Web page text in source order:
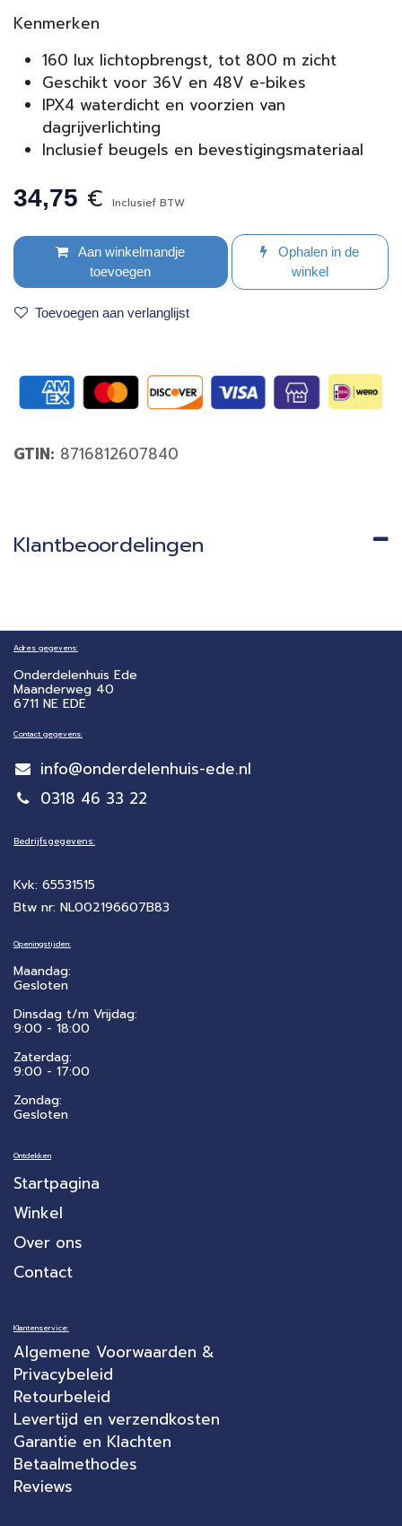
Kenmerken
160 lux lichtopbrengst, tot 800 m zicht
Geschikt voor 36V en 48V e-bikes
IPX4 waterdicht en voorzien van
dagrijverlichting
Inclusief beugels en bevestigingsmateriaal
34,75 € Inclusief BTW
Aan winkelmandje
toevoegen
Ophalen in de
winkel
Toevoegen aan verlanglijst
GTIN: 8716812607840
Klantbeoordelingen
Adres gegevens:
Onderdelenhuis Ede
Maanderweg 40
6711 NE EDE
Contact gegevens:
info@onderdelenhuis-ede.nl
0318 46 33 22
Bedrijfsgegevens:
Kvk: 65531515
Btw nr: NL002196607B83
Openingstijden:
Maandag:
Gesloten
Dinsdag t/m Vrijdag:
9:00 - 18:00
Zaterdag:
​9:00 - 17:00
Zondag:
Gesloten
Ontdekken
Startpagina
Winkel
Over ons
Contact
Klantenservice:
Algemene Voorwaarden &
Privacybeleid
Retourbeleid
Levertijd en verzendkosten
Garantie en Klachten
Betaalmethodes
Reviews